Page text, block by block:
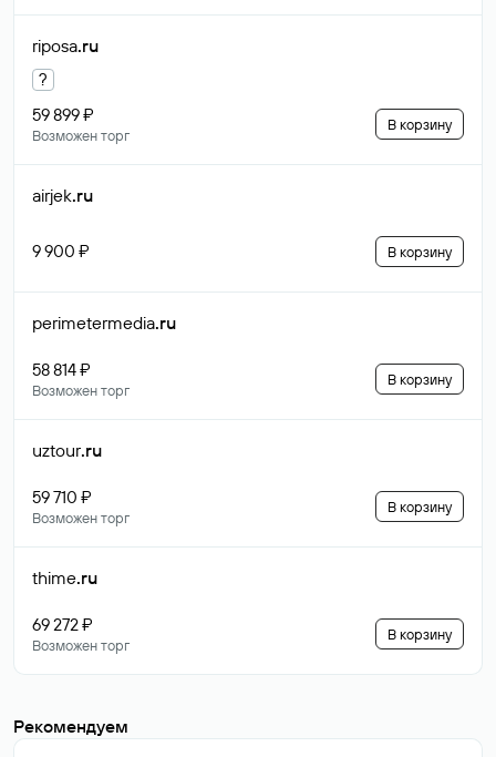
riposa.ru
?
59 899 ₽
Возможен торг
В корзину
airjek.ru
9 900 ₽ В корзину
perimetermedia.ru
58 814 ₽
Возможен торг
В корзину
uztour.ru
59 710 ₽
Возможен торг
В корзину
thime.ru
69 272 ₽
Возможен торг
В корзину
Рекомендуем